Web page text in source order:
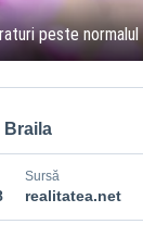
peste
Braila
Sursă
realitatea.net